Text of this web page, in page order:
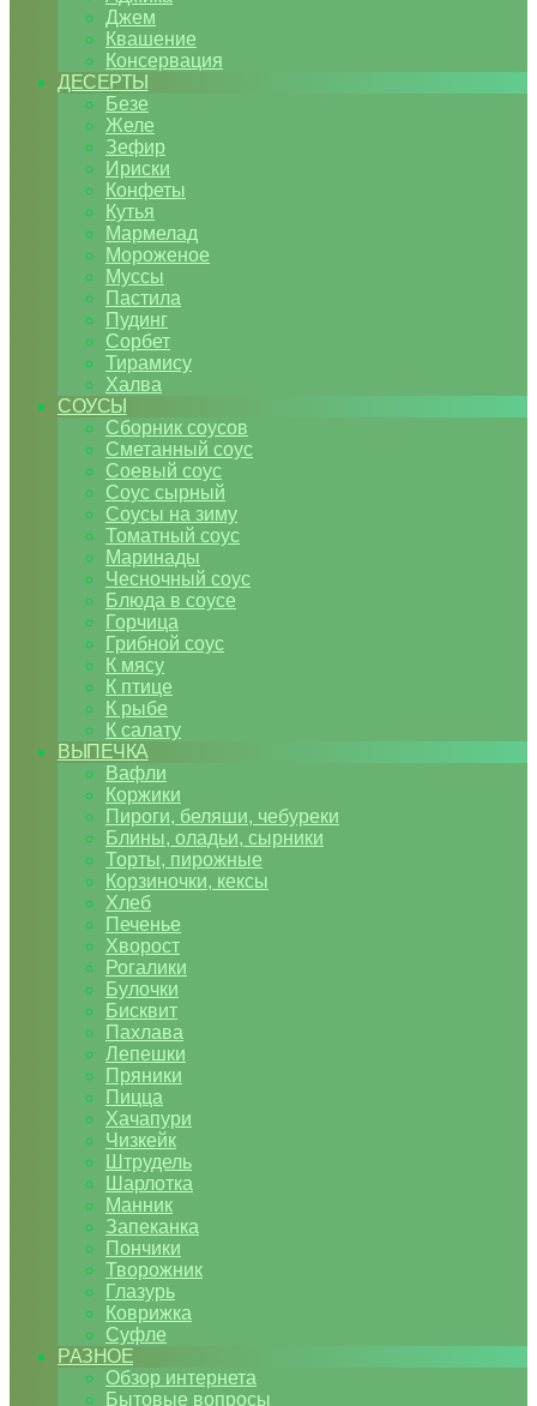
Джем
Квашение
Консервация
ДЕСЕРТЫ
Безе
Желе
Зефир
Ириски
Конфеты
Кутья
Мармелад
Мороженое
Муссы
Пастила
Пудинг
Сорбет
Тирамису
Халва
СОУСЫ
Сборник соусов
Сметанный соус
Соевый соус
Соус сырный
Соусы на зиму
Томатный соус
Маринады
Чесночный соус
Блюда в соусе
Горчица
Грибной соус
К мясу
К птице
К рыбе
К салату
ВЫПЕЧКА
Вафли
Коржики
Пироги, беляши, чебуреки
Блины, оладьи, сырники
Торты, пирожные
Корзиночки, кексы
Хлеб
Печенье
Хворост
Рогалики
Булочки
Бисквит
Пахлава
Лепешки
Пряники
Пицца
Хачапури
Чизкейк
Штрудель
Шарлотка
Манник
Запеканка
Пончики
Творожник
Глазурь
Коврижка
Суфле
РАЗНОЕ
Обзор интернета
Бытовые вопросы